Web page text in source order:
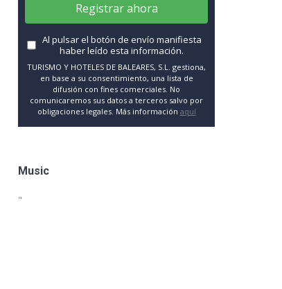
Registrar ahora
Al pulsar el botón de envío manifiesta
haber leído esta información.
TURISMO Y HOTELES DE BALEARES, S.L. gestiona,
en base a su consentimiento, una lista de
difusión con fines comerciales. No
comunicaremos sus datos a terceros salvo por
obligaciones legales. Más información aquí
Music
"